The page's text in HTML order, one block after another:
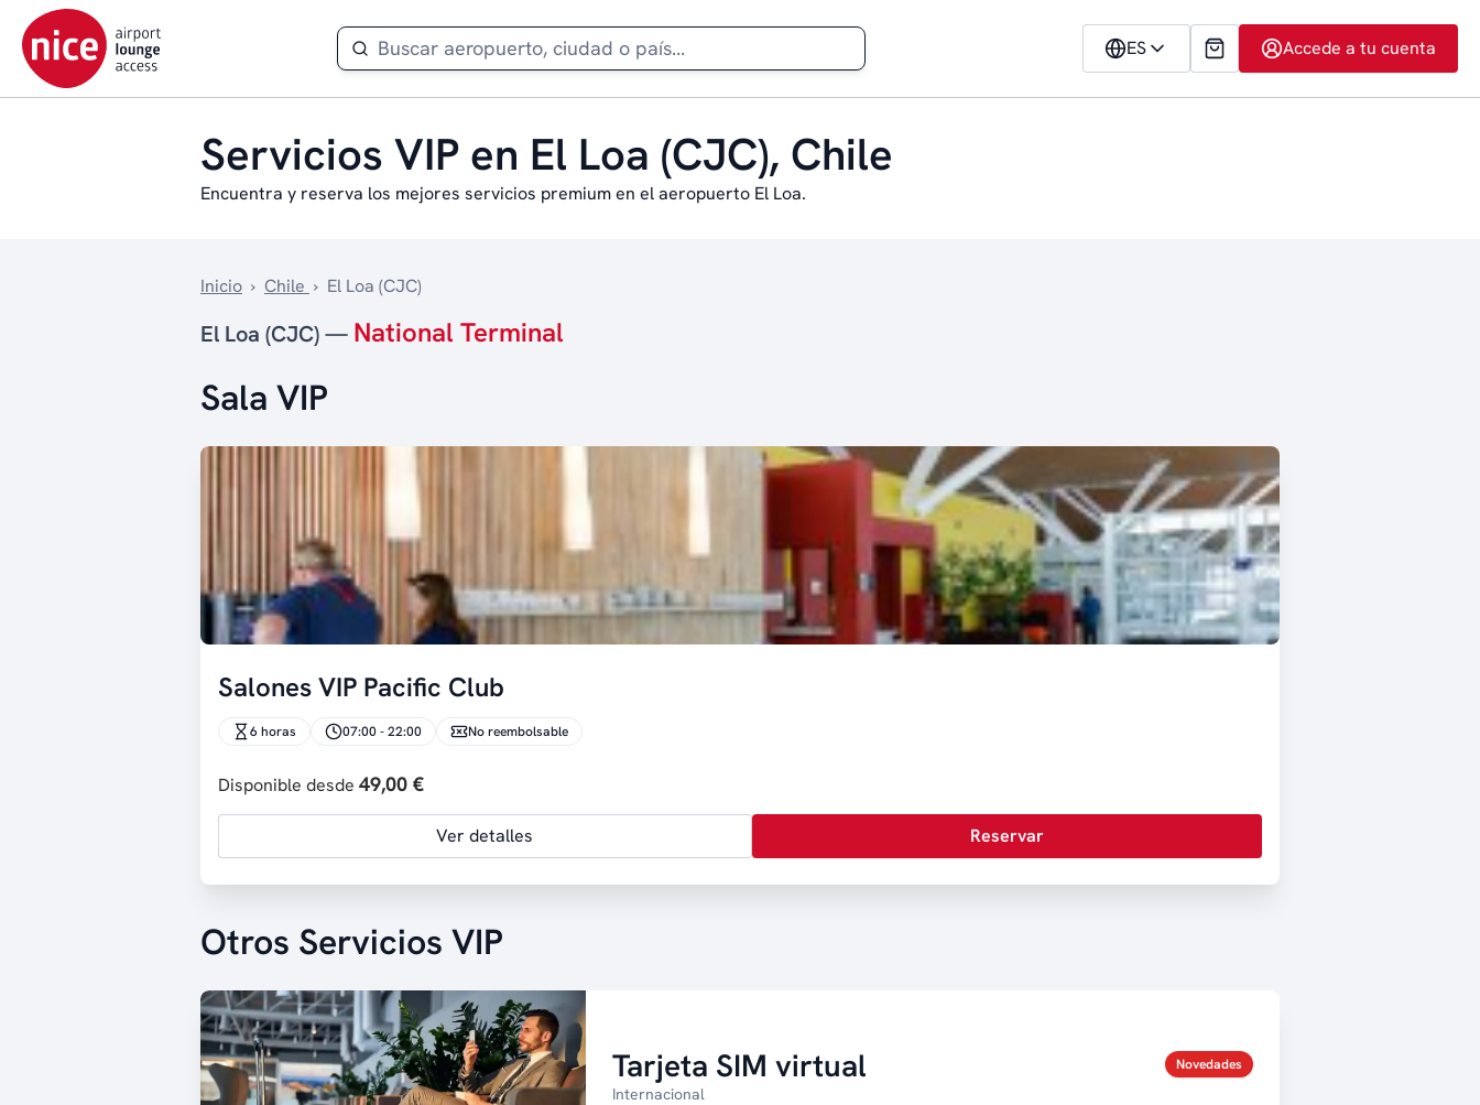
ES Accede a tu cuenta
Servicios VIP en El Loa (CJC), Chile
Encuentra y reserva los mejores servicios premium en el aeropuerto El Loa.
Inicio › Chile › El Loa (CJC)
El Loa (CJC) — National Terminal
Sala VIP
Salones VIP Pacific Club
6 horas 07:00 - 22:00 No reembolsable
Disponible desde 49,00 €
Ver detalles Reservar
Otros Servicios VIP
Tarjeta SIM virtual
Internacional
Novedades